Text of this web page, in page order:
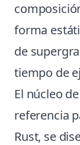
forma
de
tiempo de
El núcleo
referencia
Rust, se